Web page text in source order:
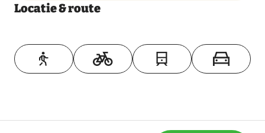
Locatie & route
Toon op kaart